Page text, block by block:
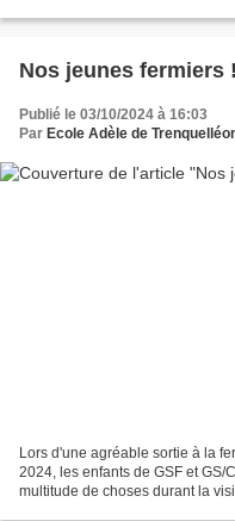
Nos jeunes fermiers !
Publié le 03/10/2024 à 16:03
Par Ecole Adèle de
Lors d'une agréable sortie à la
2024, les enfants de GSF et GS/
multitude de choses durant la